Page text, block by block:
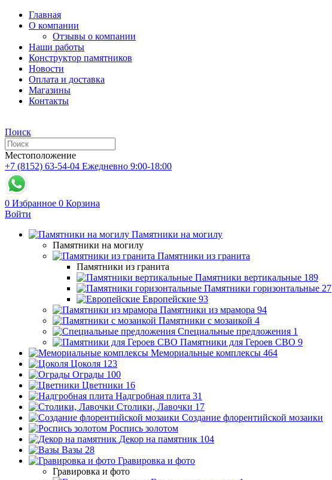
Главная
О компании
Отзывы о компании
Наши работы
Конструктор памятников
Новости
Оплата и доставка
Магазины
Контакты
Поиск
Местоположение
+7 (8152) 63-54-04 Ежедневно 9:00-18:00
0 Избранное 0 Корзина
Войти
Памятники на могилу
Памятники на могилу
Памятники из гранита
Памятники из гранита
Памятники вертикальные 189
Памятники горизонтальные 27
Европейские 93
Памятники из мрамора 94
Памятники с мозаикой 4
Специальные предложения 1
Памятники для Героев СВО 9
Мемориальные комплексы 464
Цоколя 123
Ограды 100
Цветники 16
Надгробная плита 31
Столики, Лавочки 17
Создание флорентийской мозаики
Роспись золотом
Декор на памятник 104
Вазы 28
Гравировка и фото
Гравировка и фото